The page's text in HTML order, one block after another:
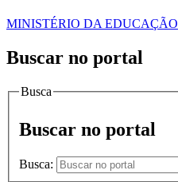
MINISTÉRIO DA EDUCAÇÃO
Buscar no portal
Busca
Buscar no portal
Busca: